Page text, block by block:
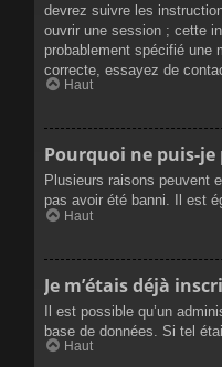
devrez suivre les
ouvrir une session ; cette
probablement spécifié une
correcte, essayez de
Haut
Pourquoi ne puis-je
Plusieurs raisons peuvent
pas avoir été banni. Il est
Haut
Je m’étais déjà
Il est possible qu’un
base de données. Si tel
Haut